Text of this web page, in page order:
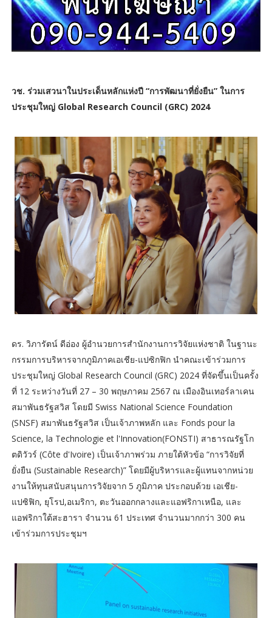
วช. ร่วมเสวนาในประเด็นหลักแห่งปี “การพัฒนาที่ยั่งยืน” ในการ
ประชุมใหญ่ Global Research Council (GRC) 2024
ดร. วิภารัตน์ ดีอ่อง ผู้อำนวยการสำนักงานการวิจัยแห่งชาติ ในฐานะ
กรรมการบริหารจากภูมิภาคเอเชีย-แปซิกฟิก นำคณะเข้าร่วมการ
ประชุมใหญ่ Global Research Council (GRC) 2024 ที่จัดขึ้นเป็นครั้ง
ที่ 12 ระหว่างวันที่ 27 – 30 พฤษภาคม 2567 ณ เมืองอินเทอร์ลาเคน
สมาพันธรัฐสวิส โดยมี Swiss National Science Foundation
(SNSF) สมาพันธรัฐสวิส เป็นเจ้าภาพหลัก และ Fonds pour la
Science, la Technologie et l'Innovation(FONSTI) สาธารณรัฐโก
ตดิวัวร์ (Côte d'Ivoire) เป็นเจ้าภาพร่วม ภายใต้หัวข้อ “การวิจัยที่
ยั่งยืน (Sustainable Research)” โดยมีผู้บริหารและผู้แทนจากหน่วย
งานให้ทุนสนับสนุนการวิจัยจาก 5 ภูมิภาค ประกอบด้วย เอเชีย-
แปซิฟิก, ยุโรป,อเมริกา, ตะวันออกกลางและแอฟริกาเหนือ, และ
แอฟริกาใต้สะฮารา จำนวน 61 ประเทศ จำนวนมากกว่า 300 คน
เข้าร่วมการประชุมฯ